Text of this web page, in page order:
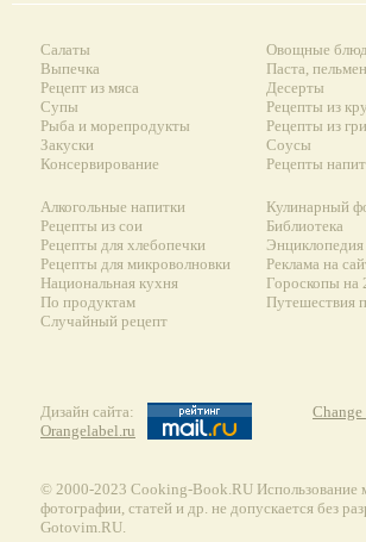
Салаты
Выпечка
Рецепт из мяса
Супы
Рыба и морепродукты
Закуски
Консервирование
Овощные
Паста,
Десерты
Рецепты из
Рецепты из
Соусы
Рецепты
Алкогольные напитки
Рецепты из сои
Рецепты для хлебопечки
Рецепты для микроволновки
Национальная кухня
По продуктам
Случайный рецепт
Кулинарный
Библиотека
Энциклопедия
Реклама на
Гороскопы на
Путешествия
Дизайн сайта:
Orangelabel.ru
© 2000-2023 Сooking-Book.RU Использование
фотографии, статей и др. не допускается без
Gotovim.RU.